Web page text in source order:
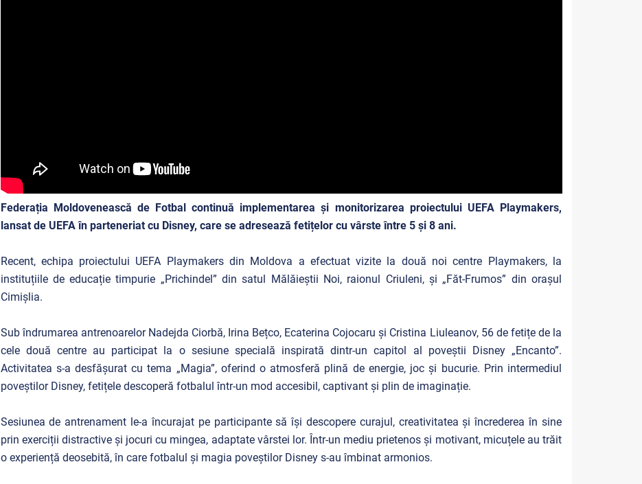
Federația Moldovenească de Fotbal continuă implementarea și monitorizarea proiectului UEFA Playmakers,
lansat de UEFA în parteneriat cu Disney, care se adresează fetițelor cu vârste între 5 și 8 ani.
Recent, echipa proiectului UEFA Playmakers din Moldova a efectuat vizite la două noi centre Playmakers, la
instituțiile de educație timpurie „Prichindel” din satul Mălăieștii Noi, raionul Criuleni, și „Făt-Frumos” din orașul
Cimișlia.
Sub îndrumarea antrenoarelor Nadejda Ciorbă, Irina Bețco, Ecaterina Cojocaru și Cristina Liuleanov, 56 de fetițe de la
cele două centre au participat la o sesiune specială inspirată dintr-un capitol al poveștii Disney „Encanto”.
Activitatea s-a desfășurat cu tema „Magia”, oferind o atmosferă plină de energie, joc și bucurie. Prin intermediul
poveștilor Disney, fetițele descoperă fotbalul într-un mod accesibil, captivant și plin de imaginație.
Sesiunea de antrenament le-a încurajat pe participante să își descopere curajul, creativitatea și încrederea în sine
prin exerciții distractive și jocuri cu mingea, adaptate vârstei lor. Într-un mediu prietenos și motivant, micuțele au trăit
o experiență deosebită, în care fotbalul și magia poveștilor Disney s-au îmbinat armonios.